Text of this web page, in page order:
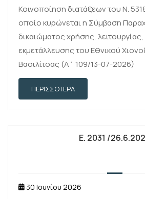
Κοινοποίηση διατάξεων του Ν.
οποίο κυρώνεται η Σύμβαση
δικαιώματος χρήσης, λειτουργίας,
εκμετάλλευσης του Εθνικού
Βασιλίτσας (Α΄ 109/13-07-2026)
ΠΕΡΙΣΣΌΤΕΡΑ
Ε. 2031 /
30 Ιουνίου 2026